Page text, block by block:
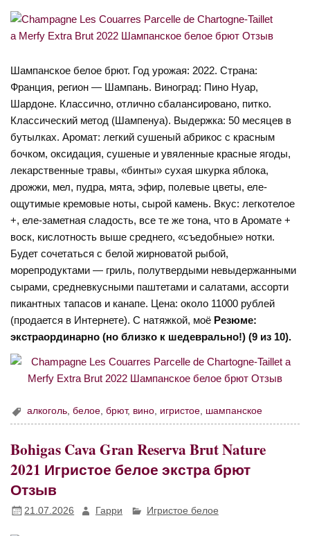
Шампанское белое брют. Год урожая: 2022. Страна:
Франция, регион — Шампань. Виноград: Пино Нуар,
Шардоне. Классично, отлично сбалансировано, питко.
Классический метод (Шампенуа). Выдержка: 50 месяцев в
бутылках. Аромат: легкий сушеный абрикос с красным
бочком, оксидация, сушеные и увяленные красные ягоды,
лекарственные травы, «бинты» сухая шкурка яблока,
дрожжи, мел, пудра, мята, эфир, полевые цветы, еле-
ощутимые кремовые ноты, сырой камень. Вкус: легкотелое
+, еле-заметная сладость, все те же тона, что в Аромате +
воск, кислотность выше среднего, «съедобные» нотки.
Будет сочетаться с белой жирноватой рыбой,
морепродуктами — гриль, полутвердыми невыдержанными
сырами, средневкусными паштетами и салатами, ассорти
пикантных тапасов и канапе. Цена: около 11000 рублей
(продается в Интернете). С натяжкой, моё Резюме:
экстраординарно (но близко к шедеврально!) (9 из 10).
алкоголь ,белое ,брют, вино игристое шампанское
Bohigas Cava Gran Reserva Brut Nature
2021 Игристое белое экстра брют
Отзыв
21.07.2026 Гарри Игристое белое